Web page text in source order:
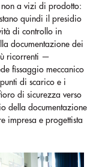
a vizi di prodotto:
quindi il presidio
di controllo in
documentazione dei
ricorrenti —
fissaggio meccanico
di scarico e i
di sicurezza verso
della documentazione
impresa e progettista